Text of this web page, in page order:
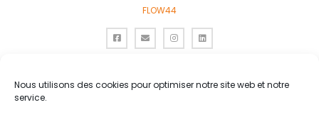
Nous utilisons des cookies pour optimiser notre site web et notre
service.
FLOW44